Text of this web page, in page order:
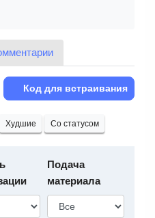
Код для встраивания
Худшие Со статусом
Подача
материала